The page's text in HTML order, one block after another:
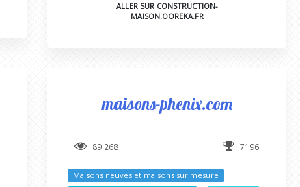
ALLER SUR CONSTRUCTION-
MAISON.OOREKA.FR
maisons-phenix.com
89 268 7196
Maisons neuves et maisons sur mesure